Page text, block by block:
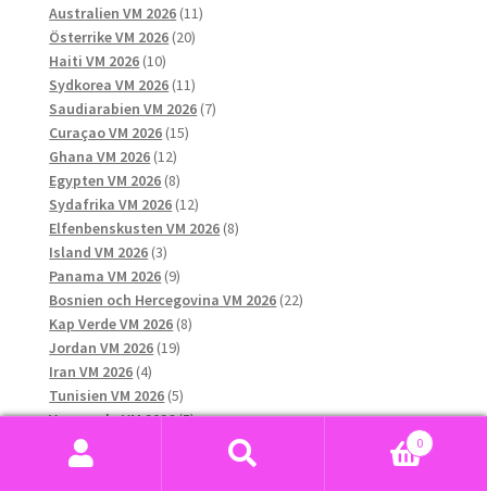
produkter
Australien VM 2026 1111
Österrike VM 2026 2020
Haiti VM 2026 1010
produkter
Sydkorea VM 2026 1111
produkter
Saudiarabien VM 2026 77
Curaçao VM 2026 1515
Ghana VM 2026 1212
produkter
Egypten VM 2026 88
produkter
Sydafrika VM 2026 1212
produkter
Elfenbenskusten VM 2026 88
Island VM 2026 33
produkter
Panama VM 2026 99
produkter
Bosnien och Hercegovina VM 2026 2222
Kap Verde VM 2026 88
Jordan VM 2026 1919
Iran VM 2026 44
produkter
Tunisien VM 2026 55
produkter
Venezuela VM 2026 55
produkter
DR Kongo VM 2026
produkter
Klubblag 12107
0